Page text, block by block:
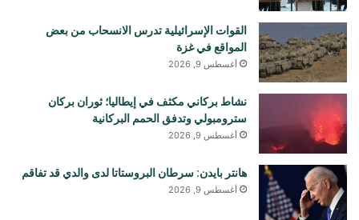
القوات الإسرائيلية تدرس الانسحاب من بعض
المواقع في غزة
أغسطس 9, 2026
نشاط بركاني مكثف في إيطاليا؛ ثوران بركان
سترومبولي وتدفق الحمم البركانية
أغسطس 9, 2026
هانتر بايدن: سرطان البروستاتا لدى والدي قد تفاقم
أغسطس 9, 2026